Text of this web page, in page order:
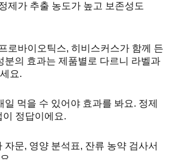
제가 추출 농도가 높고 보존성도
로바이오틱스, 히비스커스가 함께 든
분의 효과는 제품별로 다르니 라벨과
요.
일 먹을 수 있어야 효과를 봐요. 정제
이 정답이에요.
자문, 영양 분석표, 잔류 농약 검사서